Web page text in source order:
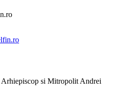
Arhiepiscop si Mitropolit Andrei